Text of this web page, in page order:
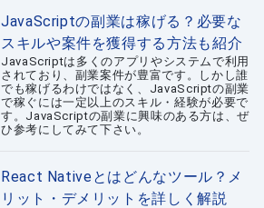
JavaScriptの副業は稼げる？必要な
スキルや案件を獲得する方法も紹介
JavaScriptは多くのアプリやシステムで利用
されており、副業案件が豊富です。しかし誰
でも稼げるわけではなく、JavaScriptの副業
で稼ぐには一定以上のスキル・経験が必要で
す。JavaScriptの副業に興味のある方は、ぜ
ひ参考にしてみて下さい。
React Nativeとはどんなツール？メ
リット・デメリットを詳しく解説